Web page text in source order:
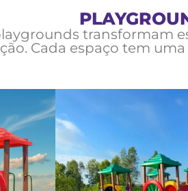
transformam
Cada espaço tem